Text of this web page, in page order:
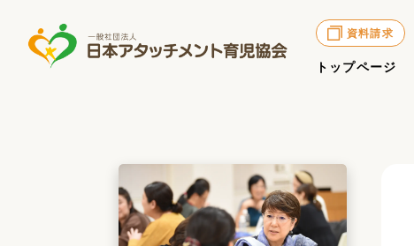
資料請求
トップページ